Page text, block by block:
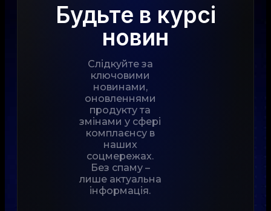
Будьте в курсі
новин
Слідкуйте за
ключовими
новинами,
оновленнями
продукту та
змінами у сфері
комплаєнсу в
наших
соцмережах.
Без спаму –
лише актуальна
інформація.